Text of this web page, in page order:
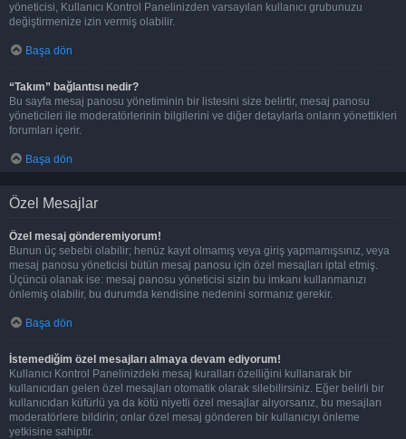
yöneticisi, Kullanıcı Kontrol Panelinizden varsayılan kullanıcı grubunuzu
değiştirmenize izin vermiş olabilir.
Başa dön
“Takım” bağlantısı nedir?
Bu sayfa mesaj panosu yönetiminin bir listesini size belirtir, mesaj panosu
yöneticileri ile moderatörlerinin bilgilerini ve diğer detaylarla onların yönettikleri
forumları içerir.
Başa dön
Özel Mesajlar
Özel mesaj gönderemiyorum!
Bunun üç sebebi olabilir; henüz kayıt olmamış veya giriş yapmamışsınız, veya
mesaj panosu yöneticisi bütün mesaj panosu için özel mesajları iptal etmiş.
Üçüncü olanak ise: mesaj panosu yöneticisi sizin bu imkanı kullanmanızı
önlemiş olabilir, bu durumda kendisine nedenini sormanız gerekir.
Başa dön
İstemediğim özel mesajları almaya devam ediyorum!
Kullanıcı Kontrol Panelinizdeki mesaj kuralları özelliğini kullanarak bir
kullanıcıdan gelen özel mesajları otomatik olarak silebilirsiniz. Eğer belirli bir
kullanıcıdan küfürlü ya da kötü niyetli özel mesajlar alıyorsanız, bu mesajları
moderatörlere bildirin; onlar özel mesaj gönderen bir kullanıcıyı önleme
yetkisine sahiptir.